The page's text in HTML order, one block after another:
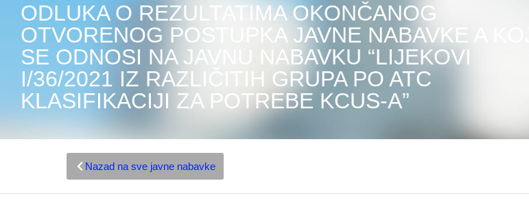
ODLUKA O REZULTATIMA OKONČANOG
OTVORENOG POSTUPKA JAVNE NABAVKE A KOJI
SE ODNOSI NA JAVNU NABAVKU “LIJEKOVI
I/36/2021 IZ RAZLIČITIH GRUPA PO ATC
KLASIFIKACIJI ZA POTREBE KCUS-A”
Nazad na sve javne nabavke